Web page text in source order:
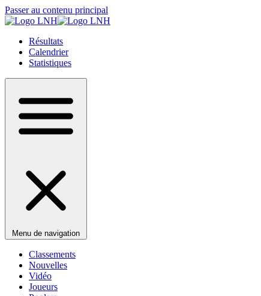
Passer au contenu principal
Résultats
Calendrier
Statistiques
Menu de navigation
Classements
Nouvelles
Vidéo
Joueurs